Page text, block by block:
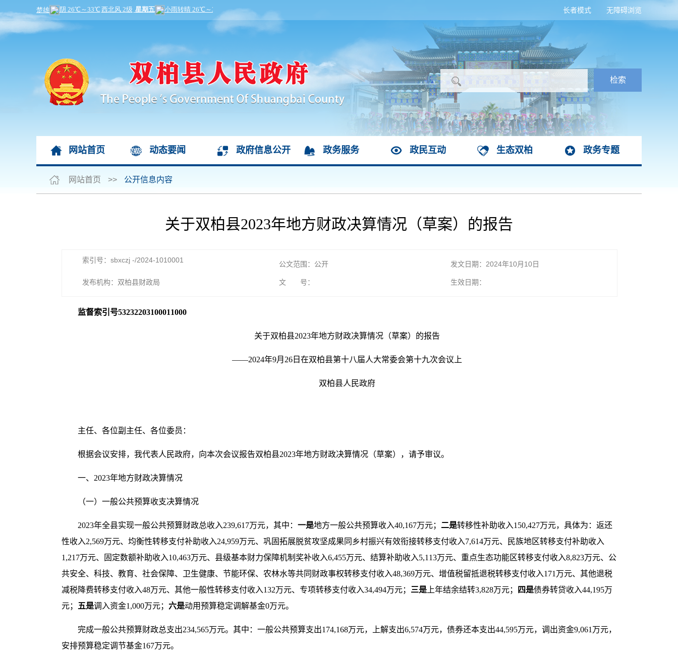
无障碍浏览
长者模式
网站首页 动态要闻 政府信息公开 政务服务 政民互动 生态双柏 政务专题
网站首页 >> 公开信息内容
关于双柏县2023年地方财政决算情况（草案）的报告
索引号：sbxczj -/2024-1010001 公文范围：公开 发文日期：2024年10月10日
发布机构：双柏县财政局 文 号： 生效日期：
监督索引号53232203100011000
关于双柏县2023年地方财政决算情况 （草案） 的报告
——2024年9月 26 日在双柏县第十八届人大常委会第十九次会议上
双柏县人民政府
主任、各位副主任、各位委员 ：
根据会议安排， 我代表人民政府， 向本次会议报告双柏县2023年地方财政决算情况 （草案），请予审议。
一、 2023年地方财政决算情况
（一）一般公共预算收支决算情况
2023年全县实现一般公共预算财政总收入239,617万元，其中： 一是地方一般公共预算收入40,167万元； 二是转移性补助收入150,427万元，具体为：返还
性收入2,569万元、 均衡性转移支付补助收入24,959万元、 巩固拓展脱贫攻坚成果同乡村振兴有效衔接转移支付收入7,614万元、民族地区转移支付补助收入
1,217万元、固定数额补助收入10,463万元、县级基本财力保障机制奖补收入6,455万元、结算补助收入5,113万元、 重点生态功能区转移支付收入8,823万元、公
共安全、科技、教育、社会保障、卫生健康、节能环保、农林水等共同财政事权转移支付收入48,369万元、增值税留抵退税转移支付收入171 万元、其他退税
减税降费转移支付收入48万元、其他一般性转移支付收入132万元、专项转移支付收入34,494万元； 三是 上年结余结转3,828万元； 四是债券转贷收入44,195万
元；
五是调入资金1,000万元； 六是动用预算稳定调解基金0万元。
完成一般公共预算财政总支出234,565万元。其中：一般公共预算支出174,168万元，上解支出6,574万元，债券还本支出44,595万元，调出资金9,061 万元，
安排预算稳定调节基金167万元。